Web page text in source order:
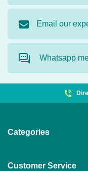
Email our
Whatsapp
Categories
Customer Service